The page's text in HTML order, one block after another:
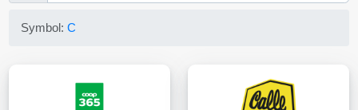
Symbol:C